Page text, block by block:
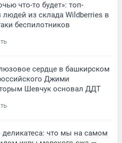
что-то будет»: топ-
из склада Wildberries в
беспилотников
сердце в башкирском
Джими
Шевчук основал ДДТ
деликатеса: что мы на самом